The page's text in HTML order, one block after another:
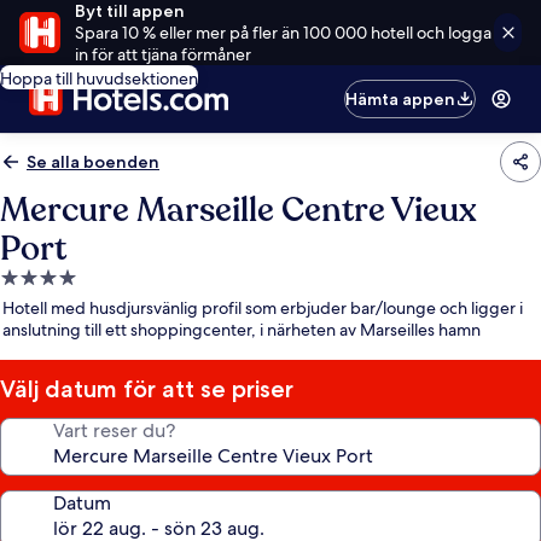
Byt till appen
Spara 10 % eller mer på fler än 100 000 hotell och logga
in för att tjäna förmåner
Hoppa till huvudsektionen
Hämta appen
Se alla boenden
Mercure Marseille Centre Vieux
Port
4.0-
stjärnigt
boende
Hotell med husdjursvänlig profil som erbjuder bar/lounge och ligger i
anslutning till ett shoppingcenter, i närheten av Marseilles hamn
Välj datum för att se priser
Vart reser du?
Datum